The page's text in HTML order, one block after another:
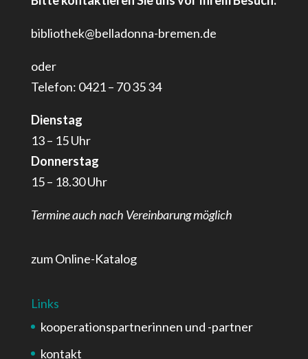
bibliothek@belladonna-bremen.de
oder
Telefon: 0421 – 70 35 34
Dienstag
13 – 15 Uhr
Donnerstag
15 – 18.30 Uhr
Termine auch nach Vereinbarung möglich
zum Online-Katalog
Links
kooperationspartnerinnen und -partner
kontakt